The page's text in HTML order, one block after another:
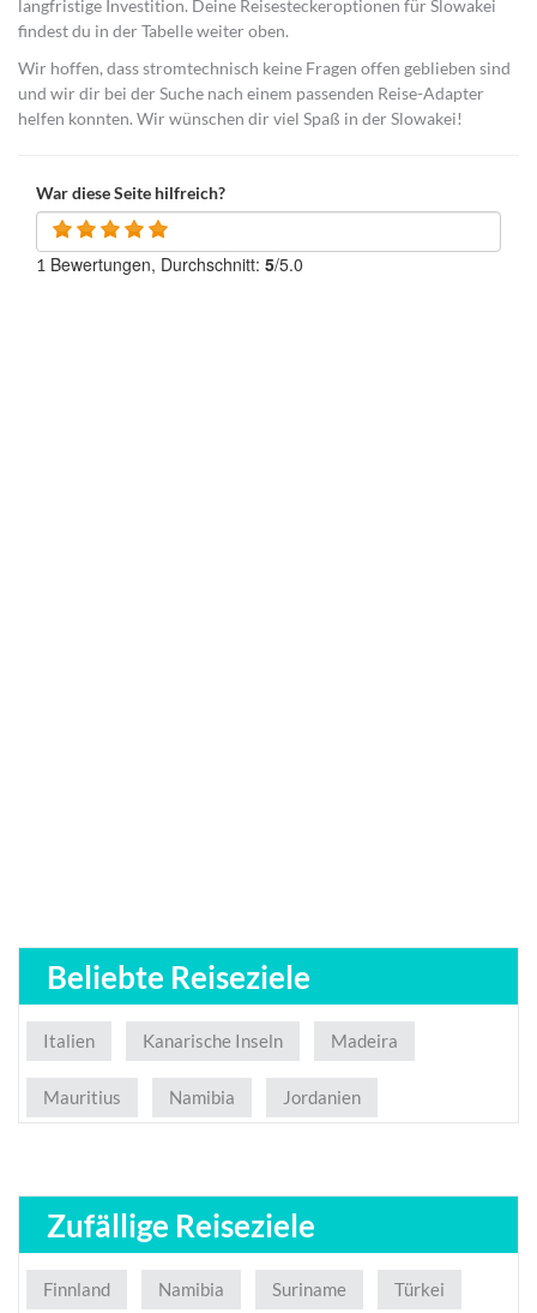
langfristige Investition. Deine Reisesteckeroptionen für Slowakei
findest du in der Tabelle weiter oben.
Wir hoffen, dass stromtechnisch keine Fragen offen geblieben sind
und wir dir bei der Suche nach einem passenden Reise-Adapter
helfen konnten. Wir wünschen dir viel Spaß in der Slowakei!
War diese Seite hilfreich?
1 Bewertungen, Durchschnitt: 5/5.0
Beliebte Reiseziele
Italien Kanarische Inseln Madeira
Mauritius Namibia Jordanien
Zufällige Reiseziele
Finnland Namibia Suriname Türkei